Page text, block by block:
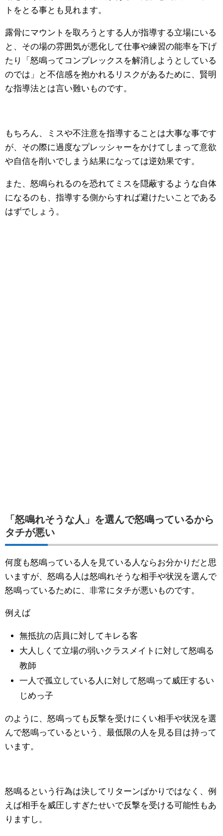
トをとる事とも見れます。
露骨にマウントを取ろうとする人が指導する立場にいる
と、その場の雰囲気が悪化して仕事や練習の能率を下げ
たり「怒鳴ってコンプレックスを解消しようとしている
のでは」と不信感を抱かれるリスクがあるために、賢明
な指導法とは言い難いものです。
もちろん、ミスや不注意を指導することは大事な事です
が、その際に過度なプレッシャーをかけてしまって意欲
や自信を削いでしまう結果になっては逆効果です。
また、怒鳴られるのを恐れてミスを隠蔽するような自体
になるのも、指導する側からすれば避けたいことである
はずでしょう。
「怒鳴れそうな人」を選んで怒鳴っているから
タチが悪い
何度も怒鳴っている人を見ている人ならお分かりだと思
いますが、怒鳴る人は怒鳴れそうな相手や状況を選んで
怒鳴っているために、非常にタチが悪いものです。
例えば
無抵抗の店員に対してキレる客
大人しくて立場の弱いクラスメイトに対して怒鳴る
教師
一人で孤立している人に対して怒鳴って威圧するい
じめっ子
のように、怒鳴っても反撃を受けにくい相手や状況を選
んで怒鳴っているという、最低限の人を見る目は持って
います。
怒鳴るという行為は決してリターンばかりではなく、例
えば相手を威圧しすぎたせいで反撃を受ける可能性もあ
りますし。